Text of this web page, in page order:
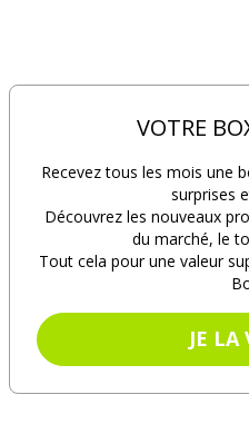
VOTRE
Recevez tous les mois une
surprises
Découvrez les nouveaux
du marché, le
Tout cela pour une valeur
JE LA